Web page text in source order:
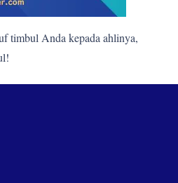
timbul Anda kepada ahlinya,